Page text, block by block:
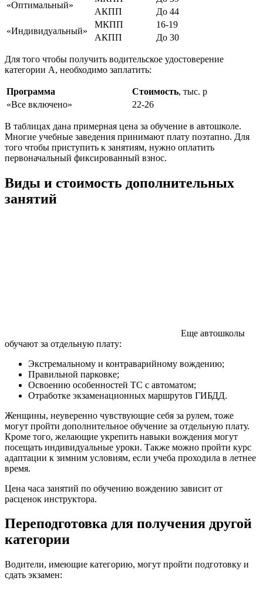
«Оптимальный»
АКПП
До 44
«Индивидуальный»
МКПП
16-19
АКПП
До 30
Для того чтобы получить водительское удостоверение
категории А, необходимо заплатить:
Программа Стоимость, тыс. р
«Все включено»
22-26
В таблицах дана примерная цена за обучение в автошколе.
Многие учебные заведения принимают плату поэтапно. Для
того чтобы приступить к занятиям, нужно оплатить
первоначальный фиксированный взнос.
Виды и стоимость дополнительных
занятий
Еще автошколы
обучают за отдельную плату:
Экстремальному и контраварийному вождению;
Правильной парковке;
Освоению особенностей ТС с автоматом;
Отработке экзаменационных маршрутов ГИБДД.
Женщины, неуверенно чувствующие себя за рулем, тоже
могут пройти дополнительное обучение за отдельную плату.
Кроме того, желающие укрепить навыки вождения могут
посещать индивидуальные уроки. Также можно пройти курс
адаптации к зимним условиям, если учеба проходила в летнее
время.
Цена часа занятий по обучению вождению зависит от
расценок инструктора.
Переподготовка для получения другой
категории
Водители, имеющие категорию, могут пройти подготовку и
сдать экзамен: